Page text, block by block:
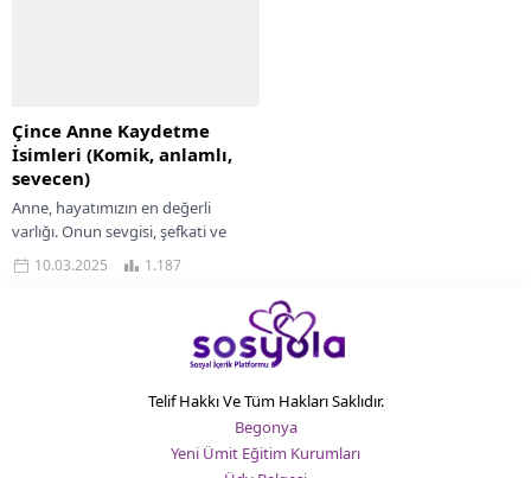
Çince Anne Kaydetme
İsimleri (Komik, anlamlı,
sevecen)
Anne, hayatımızın en değerli
varlığı. Onun sevgisi, şefkati ve
fedakarlığı hiçbir şeyle ölçülemez.
Peki, annenizi telefon rehberinize
10.03.2025 1.187
Telif Hakkı Ve Tüm Hakları Saklıdır.
Begonya
Yeni Ümit Eğitim Kurumları